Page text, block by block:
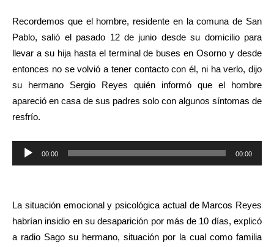
Recordemos que el hombre, residente en la comuna de San
Pablo, salió el pasado 12 de junio desde su domicilio para
llevar a su hija hasta el terminal de buses en Osorno y desde
entonces no se volvió a tener contacto con él, ni ha verlo, dijo
su hermano Sergio Reyes quién informó que el hombre
apareció en casa de sus padres solo con algunos síntomas de
resfrío.
Reproductor
de
00:00 00:00
La situación emocional y psicológica actual de Marcos Reyes
habrían insidio en su desaparición por más de 10 días, explicó
a radio Sago su hermano, situación por la cual como familia